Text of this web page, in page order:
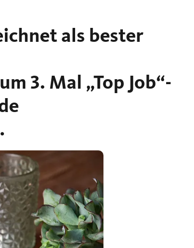
als bester
3. Mal „Top Job“-